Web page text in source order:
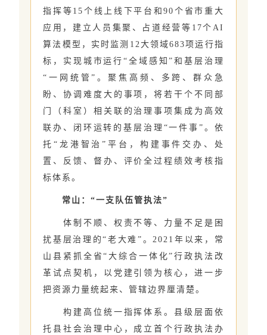
指挥等15个线上线下平台和90个省市重大
应用，建立人员集聚、占道经营等17个AI
算法模型，实时监测12大领域683项运行指
标，实现城市运行“全域感知”和基层治理
“一网统管”。聚焦高频、多跨、群众急
盼、协调难度大的事项，将若干个不同部
门（科室）相关联的治理事项集成为高效
联办、闭环运转的基层治理“一件事”。依
托“龙港智治”平台，构建事件交办、处
置、反馈、督办、评价全过程绩效考核指
标体系。
常山：“一支队伍管执法”
体制不顺、权责不等、力量不足是困
扰基层治理的“老大难”。2021年以来，常
山县紧抓全省“大综合一体化”行政执法改
革试点契机，以党建引领为核心，进一步
把资源力量统起来、管辖边界厘清楚。
构建高位统一指挥体系。县级层面依
托县社会治理中心，成立首个行政执法办